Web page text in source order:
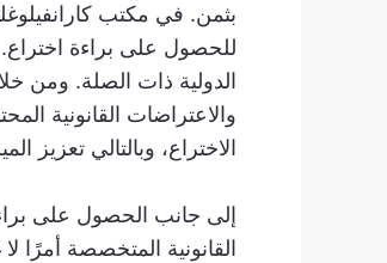
بثمن. في مكتب
للحصول على براءة اختراع.
الدولية ذات الصلة. ومن
والاعتراضات القانونية
الاختراع، وبالتالي تعزيز
إلى جانب الحصول على
القانونية المتخصصة أمرًا